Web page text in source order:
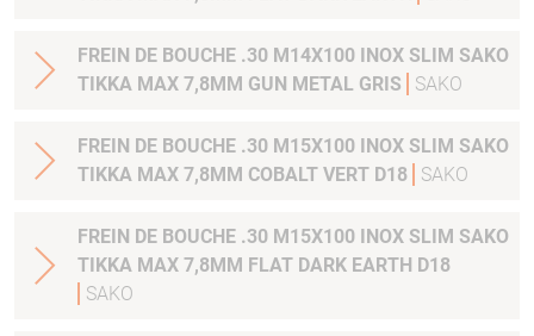
FREIN DE BOUCHE .30 M14X100 INOX SLIM SAKO
TIKKA MAX 7,8MM GUN METAL GRIS
SAKO
FREIN DE BOUCHE .30 M15X100 INOX SLIM SAKO
TIKKA MAX 7,8MM COBALT VERT D18
SAKO
FREIN DE BOUCHE .30 M15X100 INOX SLIM SAKO
TIKKA MAX 7,8MM FLAT DARK EARTH D18
SAKO